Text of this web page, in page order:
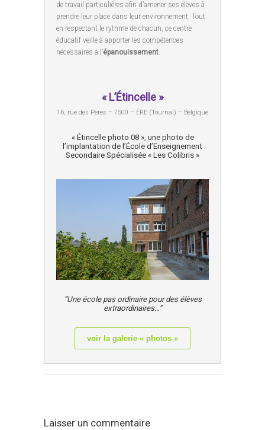
de travail particulières afin d’amener ses élèves à
prendre leur place dans leur environnement. Tout
en respectant le rythme de chacun, ce centre
éducatif veille à apporter les compétences
nécessaires à l’épanouissement.
« L’Étincelle »
16, rue des Pères – 7500 – ÈRE (Tournai) – Belgique
« Étincelle photo 08 », une photo de
l’implantation de l’École d’Enseignement
Secondaire Spécialisée « Les Colibris »
“Une école pas ordinaire pour des élèves
extraordinaires…”
voir la galerie « photos »
Laisser un commentaire